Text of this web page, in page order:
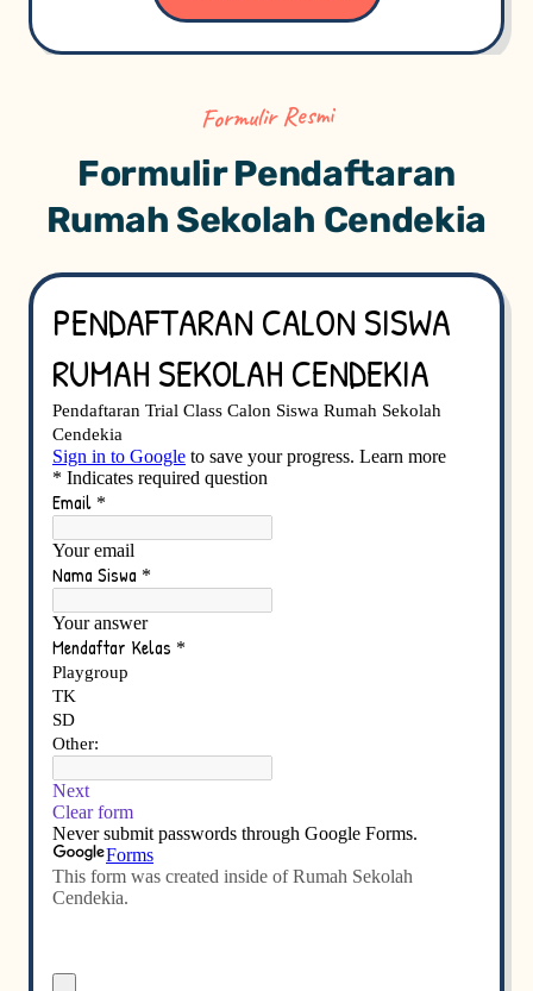
Formulir Resmi
Formulir Pendaftaran
Rumah Sekolah Cendekia